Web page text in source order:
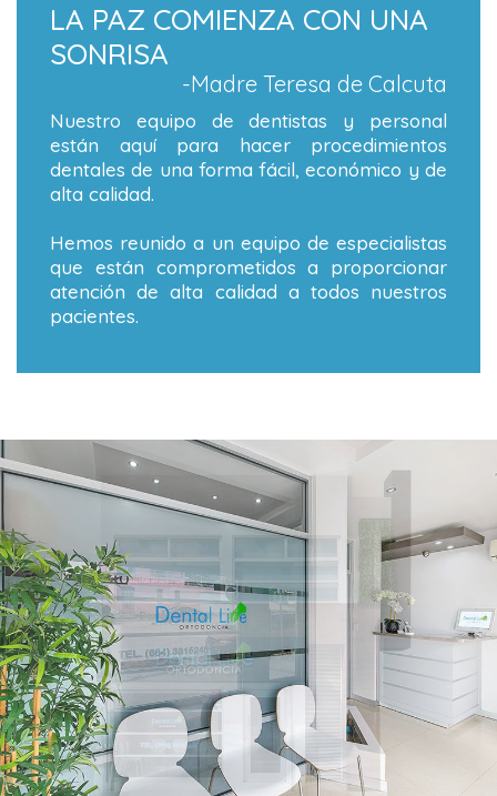
LA PAZ COMIENZA CON UNA
SONRISA
-Madre Teresa de Calcuta
Nuestro equipo de dentistas y personal
están aquí para hacer procedimientos
dentales de una forma fácil, económico y de
alta calidad.
Hemos reunido a un equipo de especialistas
que están comprometidos a proporcionar
atención de alta calidad a todos nuestros
pacientes.